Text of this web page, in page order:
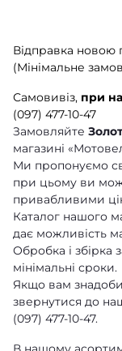
Відправка новою
(Мінімальне
Самовивіз, при
(097) 477-10-47
Замовляйте
магазині
Ми пропонуємо
при цьому ви
привабливими
Каталог нашого
дає можливість
Обробка і збірка
мінімальні сроки.
Якщо вам
звернутися до
(097) 477-10-47.